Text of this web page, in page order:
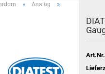
» Analog »